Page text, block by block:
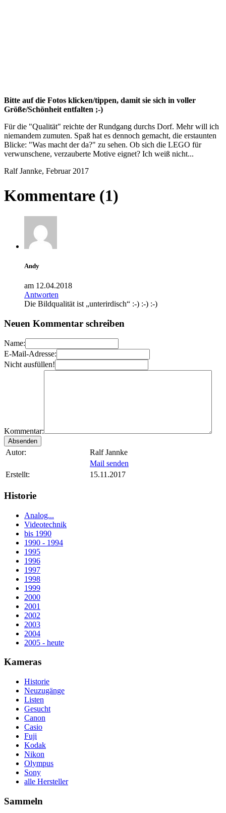
Bitte auf die Fotos klicken/tippen, damit sie sich in voller
Größe/Schönheit entfalten ;-)
Für die "Qualität" reichte der Rundgang durchs Dorf. Mehr will ich
niemandem zumuten. Spaß hat es dennoch gemacht, die erstaunten
Blicke: "Was macht der da?" zu sehen. Ob sich die LEGO für
verwunschene, verzauberte Motive eignet? Ich weiß nicht...
Ralf Jannke, Februar 2017
Kommentare (1)
Andy
am 12.04.2018
Antworten
Die Bildqualität ist „unterirdisch“ :-) :-) :-)
Neuen Kommentar schreiben
Name:
E-Mail-Adresse:
Nicht ausfüllen!
Kommentar:
Autor:
Ralf Jannke
Mail senden
Erstellt:
15.11.2017
Historie
Analog...
Videotechnik
bis 1990
1990 - 1994
1995
1996
1997
1998
1999
2000
2001
2002
2003
2004
2005 - heute
Kameras
Historie
Neuzugänge
Listen
Gesucht
Canon
Casio
Fuji
Kodak
Nikon
Olympus
Sony
alle Hersteller
Sammeln